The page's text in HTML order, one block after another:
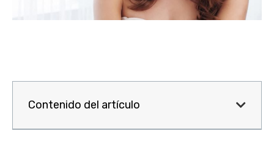
Contenido del artículo